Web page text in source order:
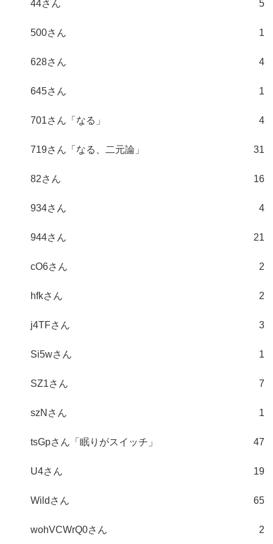
44さん 5
500さん 1
628さん 4
645さん 1
701さん「なる」 4
719さん「なる、二元論」 31
82さん 16
934さん 4
944さん 21
cO6さん 2
hfkさん 2
j4TFさん 3
Si5wさん 1
SZ1さん 7
szNさん 1
tsGpさん「眠りがスイッチ」 47
U4さん 19
Wildさん 65
wohVCWrQ0さん 2